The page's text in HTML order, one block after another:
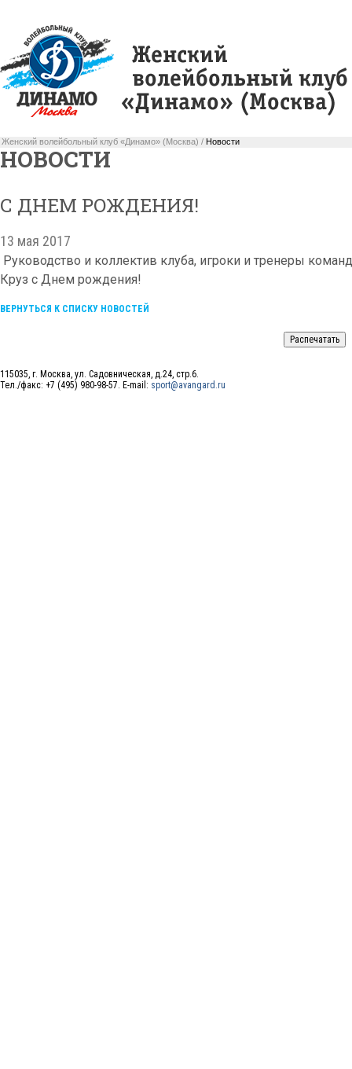
Женский волейбольный клуб «Динамо» (Москва) / Новости
НОВОСТИ
С ДНЕМ РОЖДЕНИЯ!
13 мая 2017
Руководство и коллектив клуба, игроки и тренеры
Круз с Днем рождения!
ВЕРНУТЬСЯ К СПИСКУ НОВОСТЕЙ
115035, г. Москва, ул. Садовническая, д.24, стр.6.
Тел./факс: +7 (495) 980-98-57. E-mail: sport@avangard.ru